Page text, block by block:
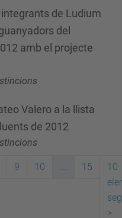
de Ludium
del
amb el projecte
Valero a la llista
de 2012
9 10 ... 15
10
>